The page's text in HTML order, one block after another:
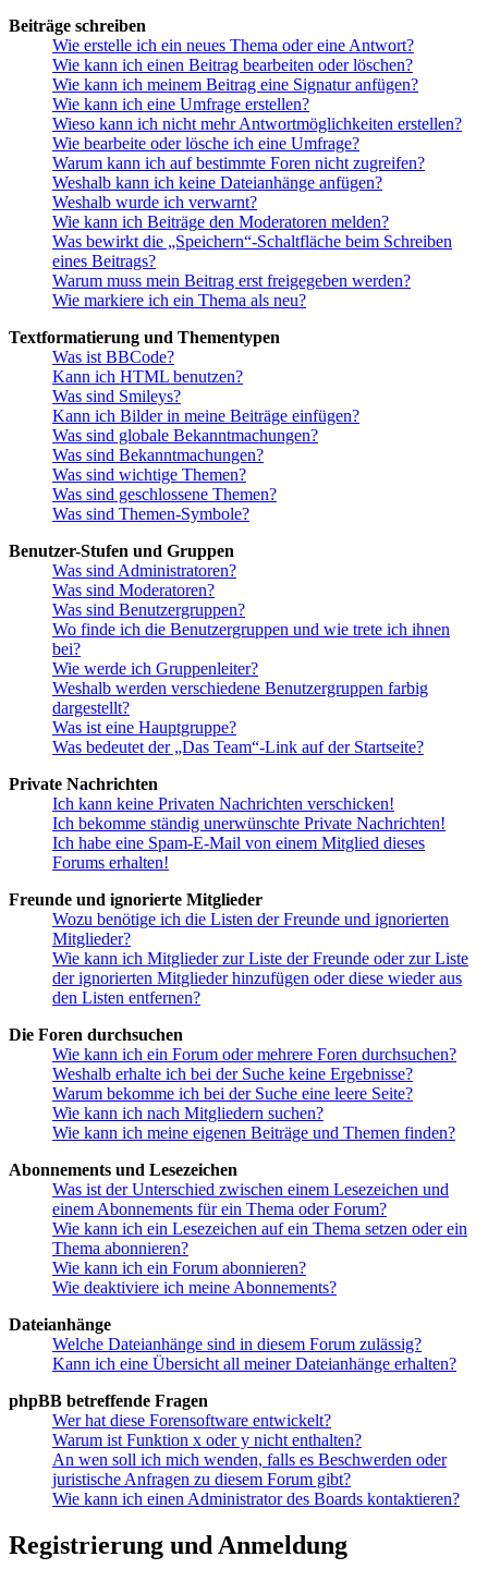
Beiträge schreiben
Wie erstelle ich ein neues Thema oder eine Antwort?
Wie kann ich einen Beitrag bearbeiten oder löschen?
Wie kann ich meinem Beitrag eine Signatur anfügen?
Wie kann ich eine Umfrage erstellen?
Wieso kann ich nicht mehr Antwortmöglichkeiten erstellen?
Wie bearbeite oder lösche ich eine Umfrage?
Warum kann ich auf bestimmte Foren nicht zugreifen?
Weshalb kann ich keine Dateianhänge anfügen?
Weshalb wurde ich verwarnt?
Wie kann ich Beiträge den Moderatoren melden?
Was bewirkt die „Speichern“-Schaltfläche beim Schreiben
eines Beitrags?
Warum muss mein Beitrag erst freigegeben werden?
Wie markiere ich ein Thema als neu?
Textformatierung und Thementypen
Was ist BBCode?
Kann ich HTML benutzen?
Was sind Smileys?
Kann ich Bilder in meine Beiträge einfügen?
Was sind globale Bekanntmachungen?
Was sind Bekanntmachungen?
Was sind wichtige Themen?
Was sind geschlossene Themen?
Was sind Themen-Symbole?
Benutzer-Stufen und Gruppen
Was sind Administratoren?
Was sind Moderatoren?
Was sind Benutzergruppen?
Wo finde ich die Benutzergruppen und wie trete ich ihnen
bei?
Wie werde ich Gruppenleiter?
Weshalb werden verschiedene Benutzergruppen farbig
dargestellt?
Was ist eine Hauptgruppe?
Was bedeutet der „Das Team“-Link auf der Startseite?
Private Nachrichten
Ich kann keine Privaten Nachrichten verschicken!
Ich bekomme ständig unerwünschte Private Nachrichten!
Ich habe eine Spam-E-Mail von einem Mitglied dieses
Forums erhalten!
Freunde und ignorierte Mitglieder
Wozu benötige ich die Listen der Freunde und ignorierten
Mitglieder?
Wie kann ich Mitglieder zur Liste der Freunde oder zur Liste
der ignorierten Mitglieder hinzufügen oder diese wieder aus
den Listen entfernen?
Die Foren durchsuchen
Wie kann ich ein Forum oder mehrere Foren durchsuchen?
Weshalb erhalte ich bei der Suche keine Ergebnisse?
Warum bekomme ich bei der Suche eine leere Seite?
Wie kann ich nach Mitgliedern suchen?
Wie kann ich meine eigenen Beiträge und Themen finden?
Abonnements und Lesezeichen
Was ist der Unterschied zwischen einem Lesezeichen und
einem Abonnements für ein Thema oder Forum?
Wie kann ich ein Lesezeichen auf ein Thema setzen oder ein
Thema abonnieren?
Wie kann ich ein Forum abonnieren?
Wie deaktiviere ich meine Abonnements?
Dateianhänge
Welche Dateianhänge sind in diesem Forum zulässig?
Kann ich eine Übersicht all meiner Dateianhänge erhalten?
phpBB betreffende Fragen
Wer hat diese Forensoftware entwickelt?
Warum ist Funktion x oder y nicht enthalten?
An wen soll ich mich wenden, falls es Beschwerden oder
juristische Anfragen zu diesem Forum gibt?
Wie kann ich einen Administrator des Boards kontaktieren?
Registrierung und Anmeldung